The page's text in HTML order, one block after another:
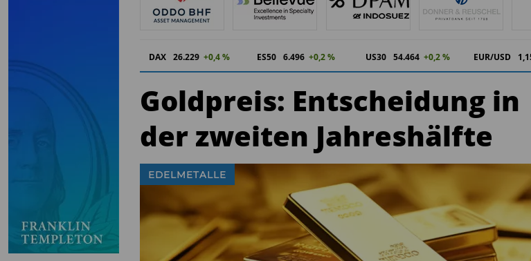
DAX 26.229 +0,4 % ES50 6.496 +0,2 % US30 54.464 +0,2 % EUR/USD
Goldpreis: Entscheidung in
der zweiten Jahreshälfte
EDELMETALLE